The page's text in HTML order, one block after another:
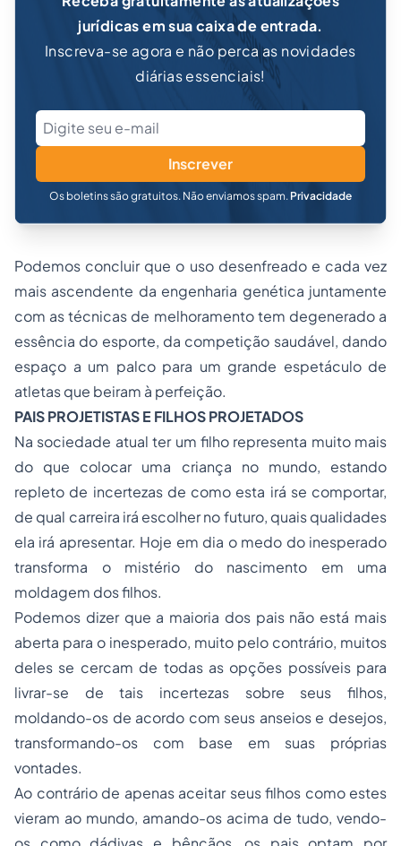
jurídicas em sua caixa de entrada.
Inscreva-se agora e não perca as novidades
diárias essenciais!
Inscrever
Os boletins são gratuitos. Não enviamos spam. Privacidade
Podemos concluir que o uso desenfreado e cada vez
mais ascendente da engenharia genética juntamente
com as técnicas de melhoramento tem degenerado a
essência do esporte, da competição saudável, dando
espaço a um palco para um grande espetáculo de
atletas que beiram à perfeição.
PAIS PROJETISTAS E FILHOS PROJETADOS
Na sociedade atual ter um filho representa muito mais
do que colocar uma criança no mundo, estando
repleto de incertezas de como esta irá se comportar,
de qual carreira irá escolher no futuro, quais qualidades
ela irá apresentar. Hoje em dia o medo do inesperado
transforma o mistério do nascimento em uma
moldagem dos filhos.
Podemos dizer que a maioria dos pais não está mais
aberta para o inesperado, muito pelo contrário, muitos
deles se cercam de todas as opções possíveis para
livrar-se de tais incertezas sobre seus filhos,
moldando-os de acordo com seus anseios e desejos,
transformando-os com base em suas próprias
vontades.
Ao contrário de apenas aceitar seus filhos como estes
vieram ao mundo, amando-os acima de tudo, vendo-